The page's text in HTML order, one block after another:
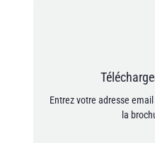
Entrez votre adresse
la
Je consens à ce que
[anr_nocaptcha